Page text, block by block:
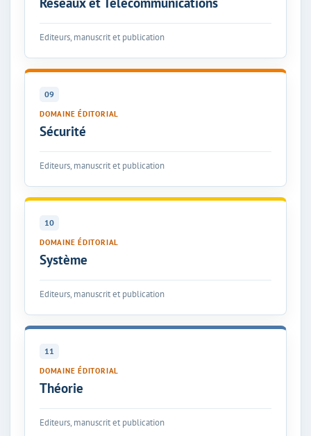
Editeurs, manuscrit et publication
09
DOMAINE ÉDITORIAL
Sécurité
Editeurs, manuscrit et publication
10
DOMAINE ÉDITORIAL
Système
Editeurs, manuscrit et publication
11
DOMAINE ÉDITORIAL
Théorie
Editeurs, manuscrit et publication